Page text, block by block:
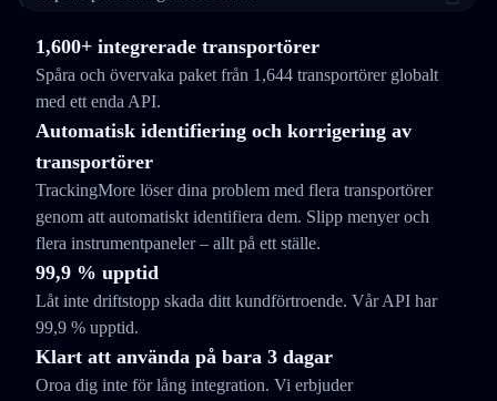
1,600+ integrerade transportörer
Spåra och övervaka paket från 1,644 transportörer globalt
med ett enda API.
Automatisk identifiering och korrigering av
transportörer
TrackingMore löser dina problem med flera transportörer
genom att automatiskt identifiera dem. Slipp menyer och
flera instrumentpaneler – allt på ett ställe.
99,9 % upptid
Låt inte driftstopp skada ditt kundförtroende. Vår API har
99,9 % upptid.
Klart att använda på bara 3 dagar
Oroa dig inte för lång integration. Vi erbjuder